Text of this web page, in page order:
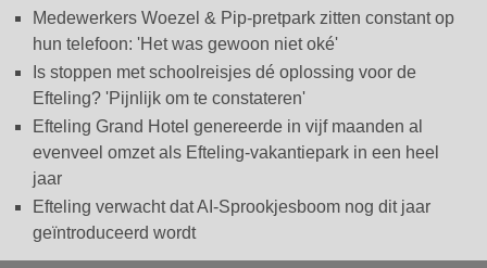
Medewerkers Woezel & Pip-pretpark zitten constant op
hun telefoon: 'Het was gewoon niet oké'
Is stoppen met schoolreisjes dé oplossing voor de
Efteling? 'Pijnlijk om te constateren'
Efteling Grand Hotel genereerde in vijf maanden al
evenveel omzet als Efteling-vakantiepark in een heel
jaar
Efteling verwacht dat AI-Sprookjesboom nog dit jaar
geïntroduceerd wordt